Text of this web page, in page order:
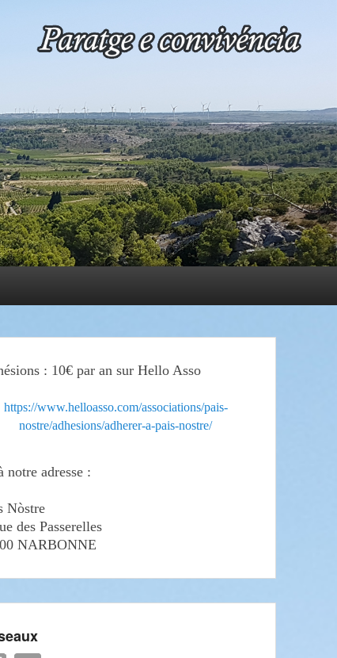
: 10€ par an sur Hello Asso
https://www.helloasso.com/associations/pais-
nostre/adhesions/adherer-a-pais-nostre/
notre adresse :
Nòstre
des Passerelles
NARBONNE